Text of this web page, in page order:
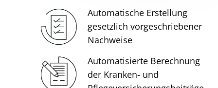
Automatische Erstellung
gesetzlich vorgeschriebener
Nachweise
Automatisierte Berechnung
der Kranken- und